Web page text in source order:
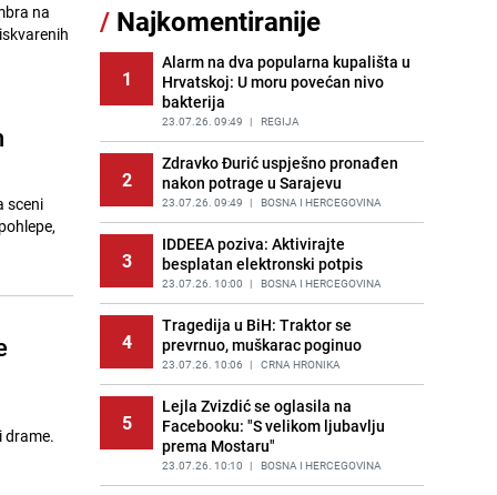
na
sceni
drame.
11
Akcija na Dobrinji: Specijalci MUP-a
PRIJE 1 DAN | LOKALNE TEME
Šta se dešava u sarajevskom
naselju Vraca? Policija zaprimila
dojavu, izašli na teren
PRIJE 2 DANA | CRNA HRONIKA
13
Znate li šta Dino Merlin pojede prije
izlaska na scenu? Njegov ritual
iznenadio mnoge
PRIJE OKO 23H SHOWBIZ
14
Nastavak provokacija: MUP RS
oduzeo zastavu s ljiljanima i
sankcionisao vozača iz Bosanskog
Novog
PRIJE OKO 22H | BOSNA I HERCEGOVINA
Kako izgleda travnjak stadiona
Koševo nakon tri koncerta Dine
Merlina
PRIJE 1 DAN | FOTO
/ Najkomentiranije
1
Alarm na dva popularna kupališta u
Hrvatskoj: U moru povećan nivo
bakterija
23.07.26. 09:49 | REGIJA
2
Zdravko Đurić uspješno pronađen
nakon potrage u Sarajevu
23.07.26. 09:49 | BOSNA I HERCEGOVINA
3
IDDEEA poziva: Aktivirajte
besplatan elektronski potpis
23.07.26. 10:00 | BOSNA I HERCEGOVINA
4
Tragedija u BiH: Traktor se
prevrnuo, muškarac poginuo
23.07.26. 10:06 | CRNA HRONIKA
5
Lejla Zvizdić se oglasila na
Facebooku: "S velikom ljubavlju
prema Mostaru"
23.07.26. 10:10 | BOSNA I HERCEGOVINA